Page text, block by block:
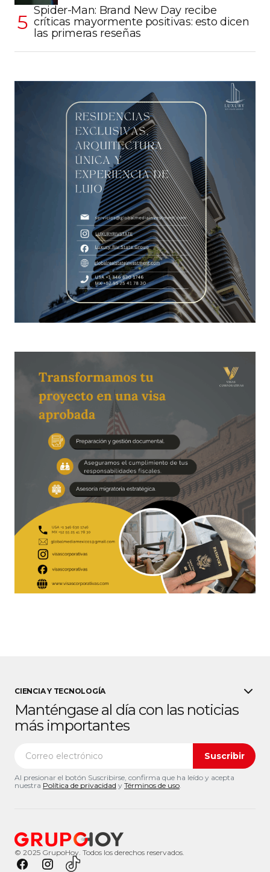
Spider-Man: Brand New Day recibe
críticas mayormente positivas: esto dicen
las primeras reseñas
CIENCIA Y TECNOLOGÍA
Manténgase al día con las noticias
más importantes
Suscribir
Al presionar el botón Suscribirse, confirma que ha leído y acepta
nuestra Política de privacidad y Términos de uso.
© 2025 GrupoHoy. Todos los derechos reservados.